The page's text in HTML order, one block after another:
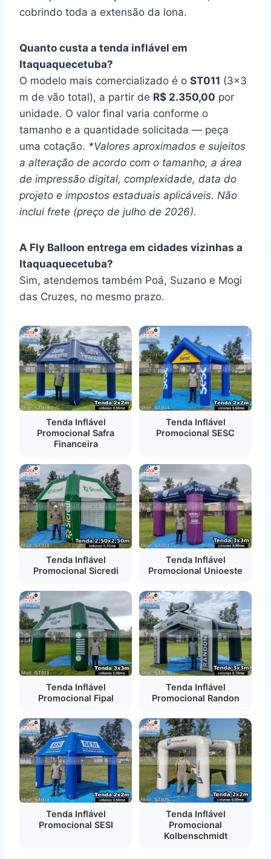
cobrindo toda a extensão da lona.
Quanto custa a tenda inflável em
Itaquaquecetuba?
O modelo mais comercializado é o ST011 (3×3
m de vão total), a partir de R$ 2.350,00 por
unidade. O valor final varia conforme o
tamanho e a quantidade solicitada — peça
uma cotação. *Valores aproximados e sujeitos
a alteração de acordo com o tamanho, a área
de impressão digital, complexidade, data do
projeto e impostos estaduais aplicáveis. Não
inclui frete (preço de julho de 2026).
A Fly Balloon entrega em cidades vizinhas a
Itaquaquecetuba?
Sim, atendemos também Poá, Suzano e Mogi
das Cruzes, no mesmo prazo.
Tenda Inflável
Promocional Safra
Financeira
Tenda Inflável
Promocional SESC
Tenda Inflável
Promocional Sicredi
Tenda Inflável
Promocional Unioeste
Tenda Inflável
Promocional Fipal
Tenda Inflável
Promocional Randon
Tenda Inflável
Promocional SESI
Tenda Inflável
Promocional
Kolbenschmidt